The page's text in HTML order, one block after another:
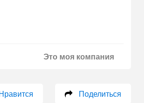
Это моя компания
Поделиться